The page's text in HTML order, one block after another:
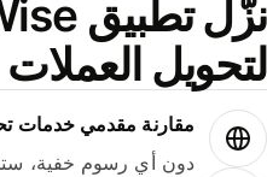
العملات
مقارنة مقدمي خدمات
دون أي رسوم خفية،